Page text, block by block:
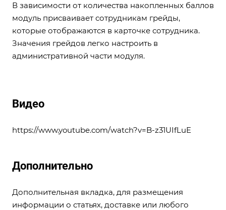
В зависимости от количества накопленных баллов
модуль присваивает сотрудникам грейды,
которые отображаются в карточке сотрудника.
Значения грейдов легко настроить в
административной части модуля.
Видео
https://www.youtube.com/watch?v=B-z31UIfLuE
Дополнительно
Дополнительная вкладка, для размещения
информации о статьях, доставке или любого